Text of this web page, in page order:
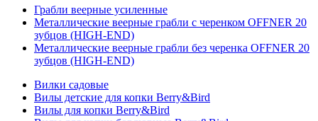
Грабли веерные усиленные
Металлические веерные грабли с черенком OFFNER 20
зубцов (HIGH-END)
Металлические веерные грабли без черенка OFFNER 20
зубцов (HIGH-END)
Вилки садовые
Вилы детские для копки Berry&Bird
Вилы для копки Berry&Bird